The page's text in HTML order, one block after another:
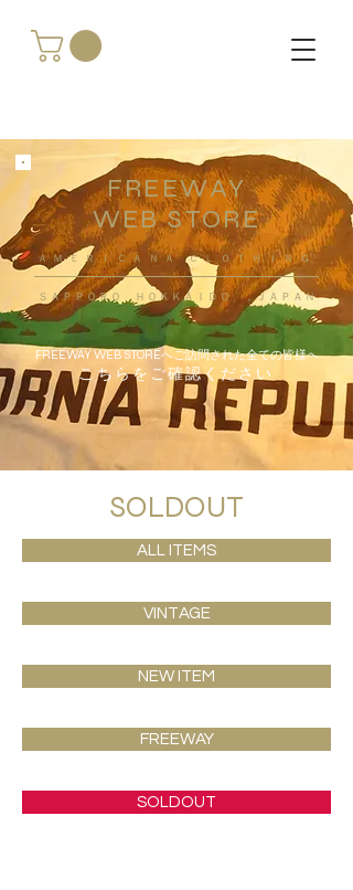
FREEWAY
WEB STORE
​ＡＭＥＲＩＣＡＮＡ ＣＬＯＴＨＩＮＧ
ＳＡＰＰＯＲＯ ＨＯＫＫＡＩＤＯ ，ＪＡＰＡＮ
FREEWAY WEB STOREへご訪問された全ての皆様へ
こちらをご確認ください
SOLDOUT
ALL ITEMS
VINTAGE
NEW ITEM
FREEWAY
SOLDOUT